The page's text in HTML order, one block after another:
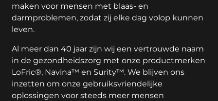
maken voor mensen met blaas- en
darmproblemen, zodat zij elke dag volop kunnen
leven.
Al meer dan 40 jaar zijn wij een vertrouwde naam
in de gezondheidszorg met onze productmerken
LoFric®, Navina™ en Surity™. We blijven ons
inzetten om onze gebruiksvriendelijke
oplossingen voor steeds meer mensen